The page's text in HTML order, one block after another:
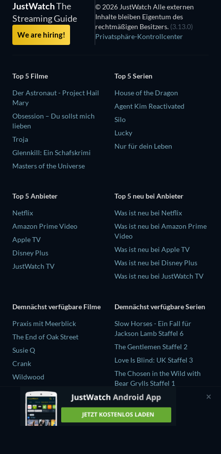
JustWatchThe
Streaming Guide
We are hiring!
© 2026 JustWatch Alle externen
Inhalte bleiben Eigentum des
rechtmäßigen Besitzers. (3.13.0)
Privatsphäre-Kontrollcenter
Top 5 Filme
Der Astronaut - Project Hail
Mary
Obsession – Du sollst mich
lieben
Troja
Glennkill: Ein Schafskrimi
Masters of the Universe
Top 5 Serien
House of the Dragon
Agent Kim Reactivated
Silo
Lucky
Nur für dein Leben
Top 5 Anbieter
Netflix
Amazon Prime Video
Apple TV
Disney Plus
JustWatch TV
Top 5 neu bei Anbieter
Was ist neu bei Netflix
Was ist neu bei Amazon Prime
Video
Was ist neu bei Apple TV
Was ist neu bei Disney Plus
Was ist neu bei JustWatch TV
Demnächst verfügbare Filme
Praxis mit Meerblick
The End of Oak Street
Susie Q
Crank
Wildwood
Demnächst verfügbare Serien
Slow Horses - Ein Fall für
Jackson Lamb Staffel 6
The Gentlemen Staffel 2
Love Is Blind: UK Staffel 3
The Chosen in the Wild with
Bear Grylls Staffel 1
Levi Strauss und der Stoff der
Träume Staffel 1